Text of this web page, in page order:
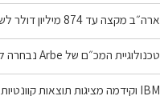
ארה״ב מקצה עד 874 מיליון דולר לשבע טכנולוגיות שבבים…
טכנולוגיית המכ״ם של Arbe נבחרה לתוכניות אזרחיות וביטחוניות
IBM וקידמה מציגות תוצאות קוונטיות מעבר ליכולת…